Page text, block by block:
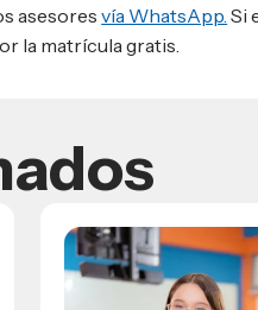
asesoresvía WhatsApp. Si
la matrícula gratis.